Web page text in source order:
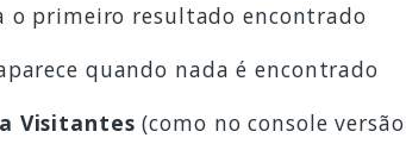
o primeiro resultado encontrado
quando nada é encontrado
Visitantes (como no console